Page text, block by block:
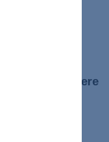
chudnutí a
že
v priemere